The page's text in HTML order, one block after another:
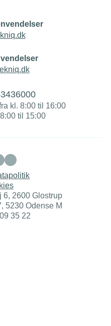
kl. 8:00 til 16:00
til 15:00
6, 2600 Glostrup
5230 Odense M
35 22